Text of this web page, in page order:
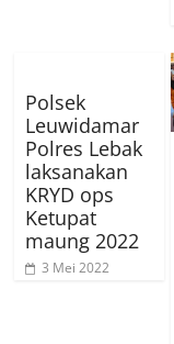
Polsek
Leuwidamar
Polres Lebak
laksanakan
KRYD ops
Ketupat
maung 2022
3 Mei 2022